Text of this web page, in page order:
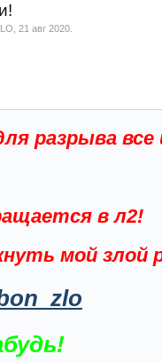
21 авг 2020
разрыва все
в л2!
мой злой